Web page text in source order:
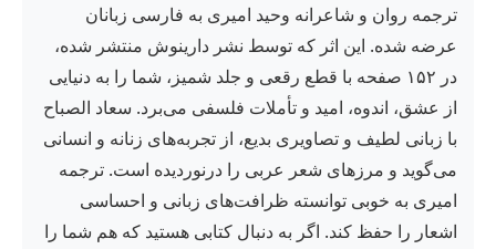
ترجمه روان و شاعرانه وحید امیری به فارسی زبانان
عرضه شده. این اثر که توسط نشر دارینوش منتشر شده،
در ۱۵۲ صفحه با قطع رقعی و جلد شمیز، شما را به دنیایی
از عشق، اندوه، امید و تأملات فلسفی می‌برد. سعاد الصباح
با زبانی لطیف و تصاویری بدیع، از تجربه‌های زنانه و انسانی
می‌گوید و مرزهای شعر عربی را درنوردیده است. ترجمه
امیری به خوبی توانسته ظرافت‌های زبانی و احساسی
اشعار را حفظ کند. اگر به دنبال کتابی هستید که هم شما را